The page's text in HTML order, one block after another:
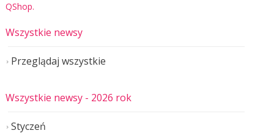
Wszystkie newsy
Przeglądaj wszystkie
Wszystkie newsy - 2026 rok
Styczeń
QShop.